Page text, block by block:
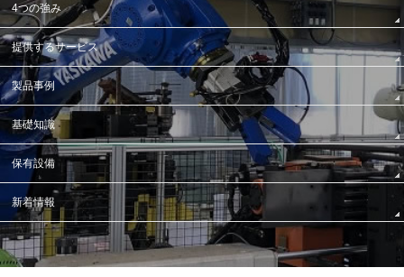
4つの強み
提供するサービス
製品事例
基礎知識
保有設備
新着情報